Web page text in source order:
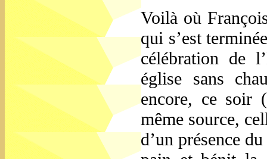
Voilà où
qui s’est
célébration de
église sans
encore, ce soir
même source,
d’un présence